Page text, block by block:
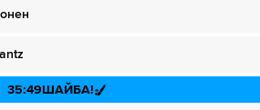
качестве в течение 7-и дней
отвязать карту для последующего списания
качестве в течение 7-и дней
35:49ШАЙБА!